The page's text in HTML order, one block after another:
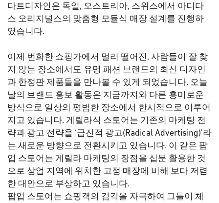
다트디자인은 독일, 오스트리아, 스위스에서 아디다
스 오리지널스의 맞춤형 모듈식 매장 설계를 진행하
였습니다.
이제 번화한 쇼핑가에서 멀리 떨어진, 사람들이 잘 찾
지 않는 장소에서도 유명 패션 브랜드의 최신 디자인
과 한정판 제품들을 만나볼 수 있게 되었습니다. 오늘
날의 브랜드 홍보 활동은 지금까지와 다른 흥미로운
방식으로 일상의 평범한 장소에서 한시적으로 이루어
지고 있습니다. 게릴라식 스토어는 기존의 마케팅 전
략과 광고 전략을 ‘급진적 광고(Radical Advertising)’라
는 새로운 방향으로 전환시키고 있습니다. 이 같은 팝
업 스토어는 게릴라 마케팅의 장점을 십분 활용한 것
으로 상업 지역에 위치한 고정 매장에 비해 보다 저렴
한 대안으로 부상하고 있습니다.
팝업 스토어는 쇼핑객의 감각을 자극하여 그들이 체